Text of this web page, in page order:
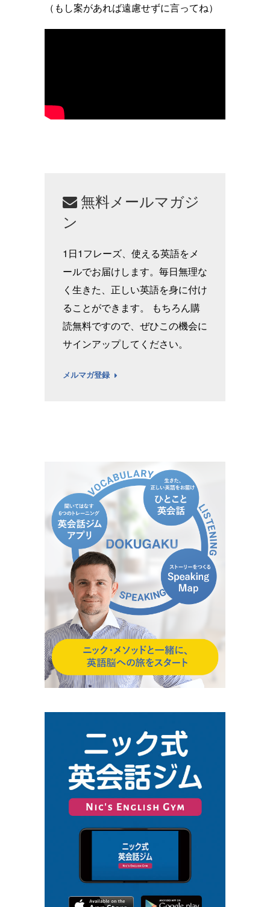
（もし案があれば遠慮せずに言ってね）
無料メールマガジ
ン
1日1フレーズ、使える英語をメ
ールでお届けします。毎日無理な
く生きた、正しい英語を身に付け
ることができます。 もちろん購
読無料ですので、ぜひこの機会に
サインアップしてください。
メルマガ登録